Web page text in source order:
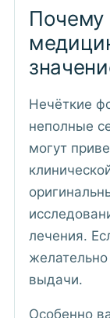
Почему
Нечёткие
неполные
могут
лечения.
выдачи.
Особенно